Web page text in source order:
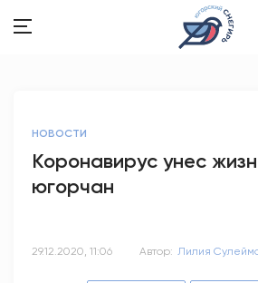
НОВОСТИ
Коронавирус унес
югорчан
29.12.2020, 11:06 Автор: Лилия